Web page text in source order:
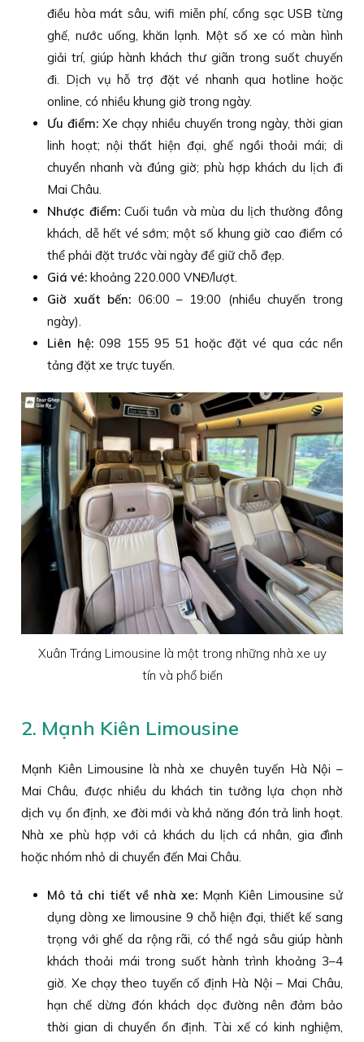
điều hòa mát sâu, wifi miễn phí, cổng sạc USB từng
ghế, nước uống, khăn lạnh. Một số xe có màn hình
giải trí, giúp hành khách thư giãn trong suốt chuyến
đi. Dịch vụ hỗ trợ đặt vé nhanh qua hotline hoặc
online, có nhiều khung giờ trong ngày.
Ưu điểm:Xe chạy nhiều chuyến trong ngày, thời gian
linh hoạt; nội thất hiện đại, ghế ngồi thoải mái; di
chuyển nhanh và đúng giờ; phù hợp khách du lịch đi
Mai Châu.
Nhược điểm:Cuối tuần và mùa du lịch thường đông
khách, dễ hết vé sớm; một số khung giờ cao điểm có
thể phải đặt trước vài ngày để giữ chỗ đẹp.
Giá vé:khoảng 220.000 VNĐ/lượt.
Giờ xuất bến: 06:00 – 19:00 (nhiều chuyến trong
ngày).
Liên hệ: 098 155 95 51 hoặc đặt vé qua các nền
tảng đặt xe trực tuyến.
Xuân Tráng Limousine là một trong những nhà xe uy
tín và phổ biến
2. Mạnh Kiên Limousine
Mạnh Kiên Limousine là nhà xe chuyên tuyến Hà Nội –
Mai Châu, được nhiều du khách tin tưởng lựa chọn nhờ
dịch vụ ổn định, xe đời mới và khả năng đón trả linh hoạt.
Nhà xe phù hợp với cả khách du lịch cá nhân, gia đình
hoặc nhóm nhỏ di chuyển đến Mai Châu.
Mô tả chi tiết về nhà xe:Mạnh Kiên Limousine sử
dụng dòng xe limousine 9 chỗ hiện đại, thiết kế sang
trọng với ghế da rộng rãi, có thể ngả sâu giúp hành
khách thoải mái trong suốt hành trình khoảng 3–4
giờ. Xe chạy theo tuyến cố định Hà Nội – Mai Châu,
hạn chế dừng đón khách dọc đường nên đảm bảo
thời gian di chuyển ổn định. Tài xế có kinh nghiệm,